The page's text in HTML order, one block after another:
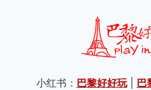
小红书： 巴黎好好玩| 巴